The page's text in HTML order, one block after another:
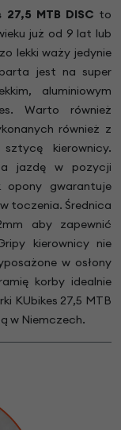
MTB DISC to
już od 9 lat lub
lekki waży jedynie
jest na super
aluminiowym
Warto również
również z
kierownicy.
jazdę w pozycji
opony gwarantuje
toczenia. Średnica
aby zapewnić
kierownicy nie
w osłony
korby idealnie
KUbikes 27,5 MTB
w Niemczech.